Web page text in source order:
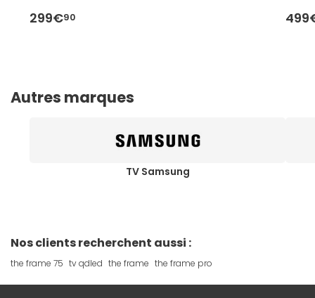
299€90
Autres marques
TV Samsung
Nos clients recherchent aussi :
the frame 75 tv qdled the frame the frame pro